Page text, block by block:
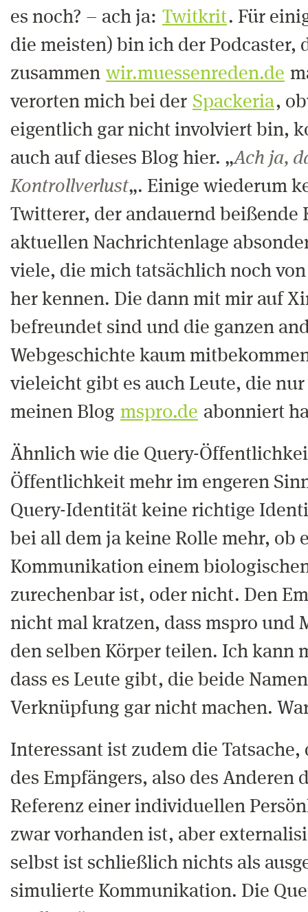
es noch? – ach ja: Twitkrit. Für
die meisten) bin ich der Podcaster,
zusammen wir.muessenreden.de
verorten mich bei der Spackeria,
eigentlich gar nicht involviert bin,
auch auf dieses Blog hier. „Ach ja,
Kontrollverlust„. Einige wiederum
Twitterer, der andauernd beißende
aktuellen Nachrichtenlage
viele, die mich tatsächlich noch
her kennen. Die dann mit mir auf
befreundet sind und die ganzen
Webgeschichte kaum
vieleicht gibt es auch Leute, die
meinen Blog mspr0.de abonniert
Ähnlich wie die Query-
Öffentlichkeit mehr im engeren
Query-Identität keine richtige
bei all dem ja keine Rolle mehr, ob
Kommunikation einem
zurechenbar ist, oder nicht. Den
nicht mal kratzen, dass mspro und
den selben Körper teilen. Ich kann
dass es Leute gibt, die beide
Verknüpfung gar nicht machen.
Interessant ist zudem die Tatsache,
des Empfängers, also des Anderen
Referenz einer individuellen
zwar vorhanden ist, aber
selbst ist schließlich nichts als
simulierte Kommunikation. Die